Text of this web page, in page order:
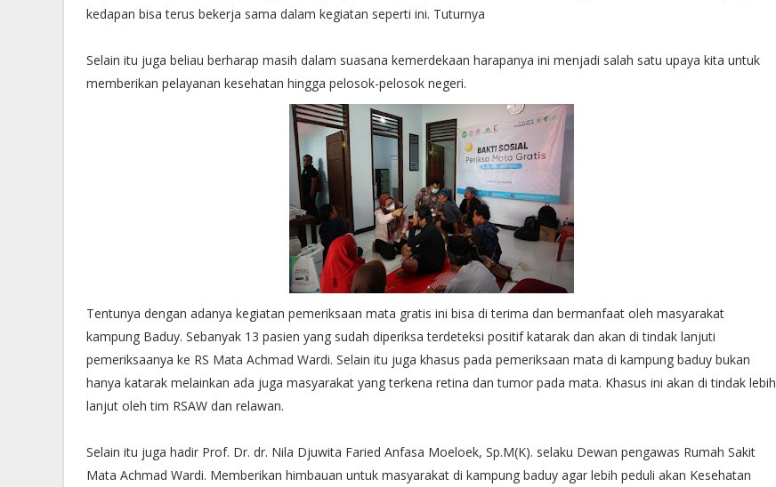
kedapan bisa terus bekerja sama dalam kegiatan seperti ini. Tuturnya
Selain itu juga beliau berharap masih dalam suasana kemerdekaan harapanya ini menjadi salah satu upaya kita untuk
memberikan pelayanan kesehatan hingga pelosok-pelosok negeri.
Tentunya dengan adanya kegiatan pemeriksaan mata gratis ini bisa di terima dan bermanfaat oleh masyarakat
kampung Baduy. Sebanyak 13 pasien yang sudah diperiksa terdeteksi positif katarak dan akan di tindak lanjuti
pemeriksaanya ke RS Mata Achmad Wardi. Selain itu juga khasus pada pemeriksaan mata di kampung baduy bukan
hanya katarak melainkan ada juga masyarakat yang terkena retina dan tumor pada mata. Khasus ini akan di tindak lebih
lanjut oleh tim RSAW dan relawan.
Selain itu juga hadir Prof. Dr. dr. Nila Djuwita Faried Anfasa Moeloek, Sp.M(K). selaku Dewan pengawas Rumah Sakit
Mata Achmad Wardi. Memberikan himbauan untuk masyarakat di kampung baduy agar lebih peduli akan Kesehatan